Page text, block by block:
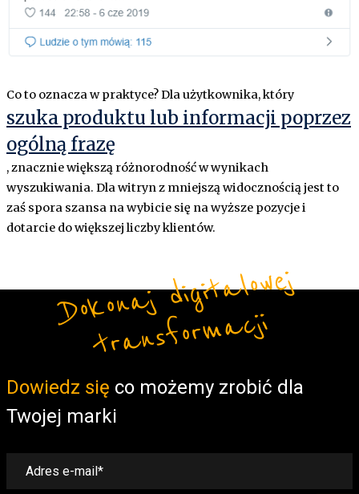
Co to oznacza w praktyce? Dla użytkownika, który
szuka produktu lub informacji poprzez
ogólną frazę
, znacznie większą różnorodność w wynikach
wyszukiwania. Dla witryn z mniejszą widocznością jest to
zaś spora szansa na wybicie się na wyższe pozycje i
dotarcie do większej liczby klientów.
Dowiedz się co możemy zrobić dla
Twojej marki
Do
ko
n
aj
di
gi
t
alo
w
ej
t
r
a
ns
fo
r
m
a
cji